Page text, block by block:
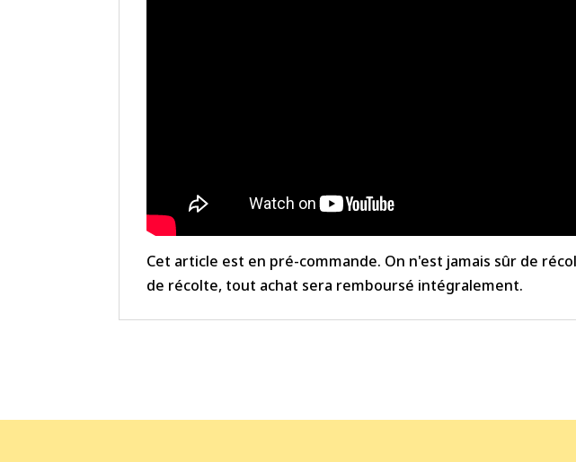
Cet article est en pré-commande. On n'est jamais sûr de
de récolte, tout achat sera remboursé intégralement.